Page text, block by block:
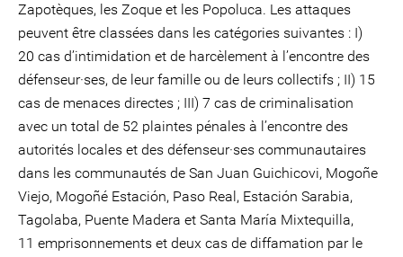
Zapotèques, les Zoque et les Popoluca. Les attaques
peuvent être classées dans les catégories suivantes : I)
20 cas d’intimidation et de harcèlement à l’encontre des
défenseur·ses, de leur famille ou de leurs collectifs ; II) 15
cas de menaces directes ; III) 7 cas de criminalisation
avec un total de 52 plaintes pénales à l’encontre des
autorités locales et des défenseur·ses communautaires
dans les communautés de San Juan Guichicovi, Mogoñe
Viejo, Mogoñé Estación, Paso Real, Estación Sarabia,
Tagolaba, Puente Madera et Santa María Mixtequilla,
11 emprisonnements et deux cas de diffamation par le